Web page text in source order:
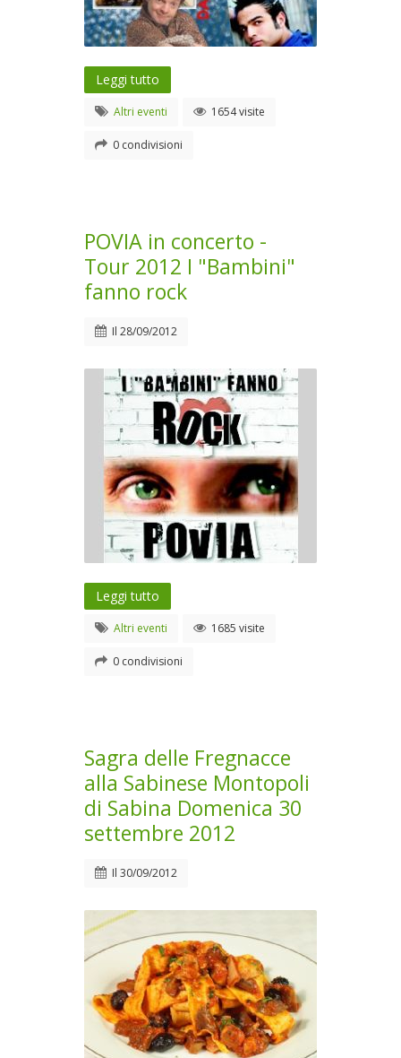
Leggi tutto
Altri eventi 1654 visite
0 condivisioni
POVIA in concerto -
Tour 2012 I "Bambini"
fanno rock
Il 28/09/2012
Leggi tutto
Altri eventi 1685 visite
0 condivisioni
Sagra delle Fregnacce
alla Sabinese Montopoli
di Sabina Domenica 30
settembre 2012
Il 30/09/2012